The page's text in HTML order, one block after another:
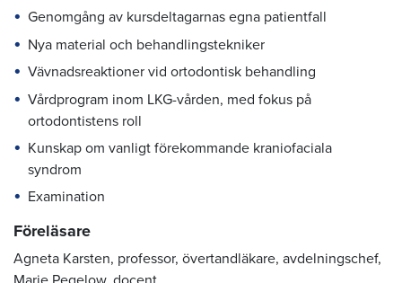
Genomgång av kursdeltagarnas egna patientfall
Nya material och behandlingstekniker
Vävnadsreaktioner vid ortodontisk behandling
Vårdprogram inom LKG-vården, med fokus på
ortodontistens roll
Kunskap om vanligt förekommande kraniofaciala
syndrom
Examination
Föreläsare
Agneta Karsten, professor, övertandläkare, avdelningschef,